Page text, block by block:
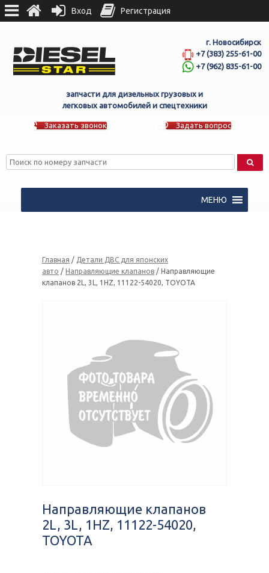
г. Новосибирск
+7 (383) 255-61-00
+7 (962) 835-61-00
запчасти для дизельных грузовых и
легковых автомобилей и спецтехники
Заказать звонок Задать вопрос
МЕНЮ
Главная / Детали ДВС для японских
авто / Направляющие клапанов / Направляющие
клапанов 2L, 3L, 1HZ, 11122-54020, TOYOTA
Направляющие клапанов
2L, 3L, 1HZ, 11122-54020,
TOYOTA
Вход Регистрация